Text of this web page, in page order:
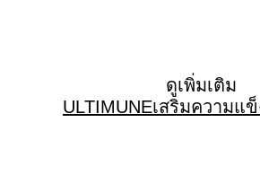
ดูเพิ่มเติม
ULTIMUNEเสริมความแ